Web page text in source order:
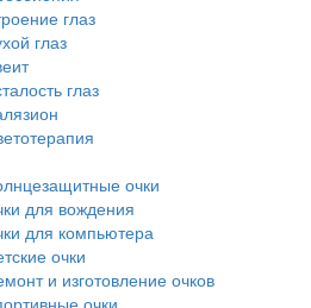
глаз
глаз
глаз
очки
для вождения
для компьютера
очки
и изготовление очков